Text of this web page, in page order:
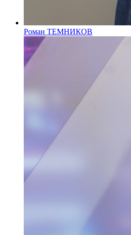
Роман ТЕМНИКОВ